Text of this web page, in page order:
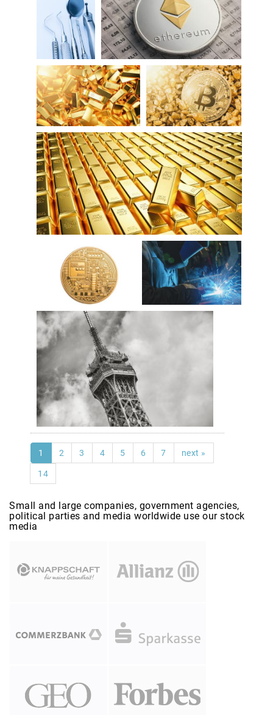
1 2 3 4 5 6 7 next »
14
Small and large companies, government agencies,
political parties and media worldwide use our stock
media